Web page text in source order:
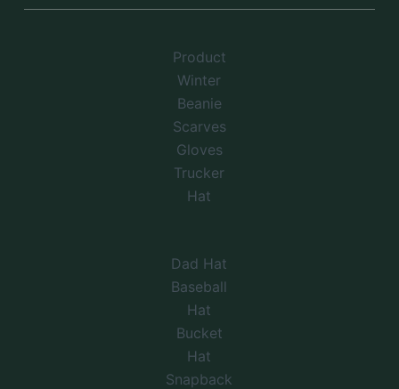
Product
Winter
Beanie
Scarves
Gloves
Trucker
Hat
Dad Hat
Baseball
Hat
Bucket
Hat
Snapback